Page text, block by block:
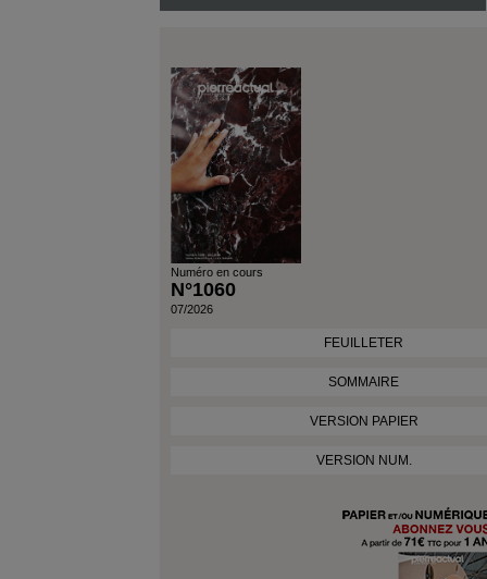
Numéro en cours
N°1060
07/2026
FEUILLETER
SOMMAIRE
VERSION PAPIER
VERSION NUM.